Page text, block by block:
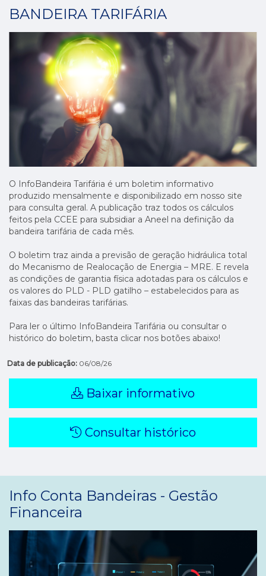
BANDEIRA TARIFÁRIA
O InfoBandeira Tarifária é um boletim informativo
produzido mensalmente e disponibilizado em nosso site
para consulta geral. A publicação traz todos os cálculos
feitos pela CCEE para subsidiar a Aneel na definição da
bandeira tarifária de cada mês.
O boletim traz ainda a previsão de geração hidráulica total
do Mecanismo de Realocação de Energia – MRE. E revela
as condições de garantia física adotadas para os cálculos e
os valores do PLD - PLD gatilho – estabelecidos para as
faixas das bandeiras tarifárias.
Para ler o último InfoBandeira Tarifária ou consultar o
histórico do boletim, basta clicar nos botões abaixo!
Data de publicação: 06/08/26
Baixar informativo
Consultar histórico
Info Conta Bandeiras - Gestão
Financeira